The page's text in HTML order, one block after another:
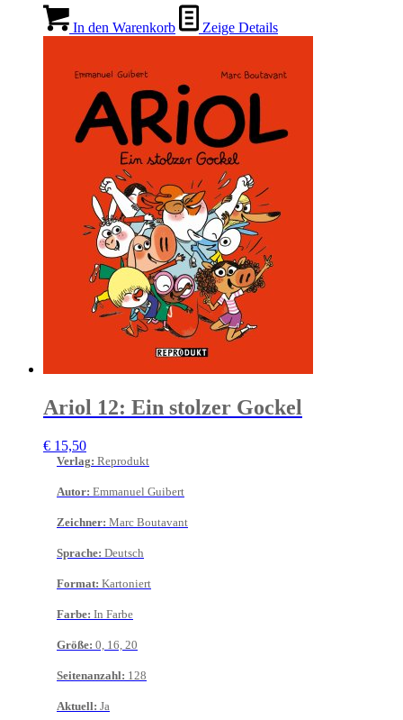
In den Warenkorb Zeige Details
Ariol 12: Ein stolzer Gockel
€ 15,50
Verlag: Reprodukt
Autor: Emmanuel Guibert
Zeichner: Marc Boutavant
Sprache: Deutsch
Format: Kartoniert
Farbe: In Farbe
Größe: 0, 16, 20
Seitenanzahl: 128
Aktuell: Ja